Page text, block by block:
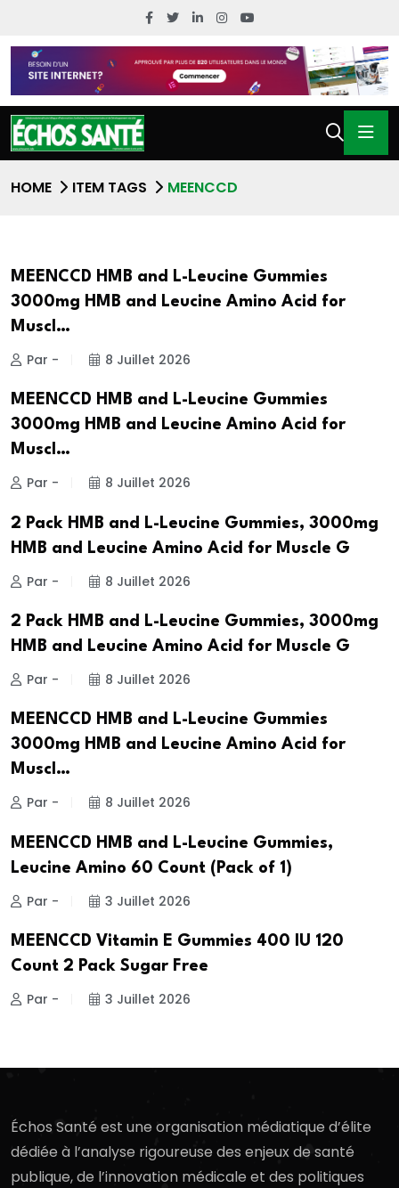
HOME ITEM TAGS MEENCCD
MEENCCD HMB and L-Leucine Gummies
3000mg HMB and Leucine Amino Acid for
Muscl…
Par - 8 Juillet 2026
MEENCCD HMB and L-Leucine Gummies
3000mg HMB and Leucine Amino Acid for
Muscl…
Par - 8 Juillet 2026
2 Pack HMB and L-Leucine Gummies, 3000mg
HMB and Leucine Amino Acid for Muscle G
Par - 8 Juillet 2026
2 Pack HMB and L-Leucine Gummies, 3000mg
HMB and Leucine Amino Acid for Muscle G
Par - 8 Juillet 2026
MEENCCD HMB and L-Leucine Gummies
3000mg HMB and Leucine Amino Acid for
Muscl…
Par - 8 Juillet 2026
MEENCCD HMB and L-Leucine Gummies,
Leucine Amino 60 Count (Pack of 1)
Par - 3 Juillet 2026
MEENCCD Vitamin E Gummies 400 IU 120
Count 2 Pack Sugar Free
Par - 3 Juillet 2026
Échos Santé est une organisation médiatique d’élite
dédiée à l’analyse rigoureuse des enjeux de santé
publique, de l’innovation médicale et des politiques